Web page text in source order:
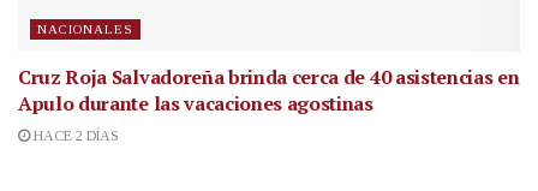
NACIONALES
Cruz Roja Salvadoreña brinda cerca de 40 asistencias en
Apulo durante las vacaciones agostinas
HACE 2 DÍAS